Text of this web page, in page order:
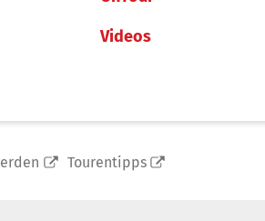
Videos
Tourentipps